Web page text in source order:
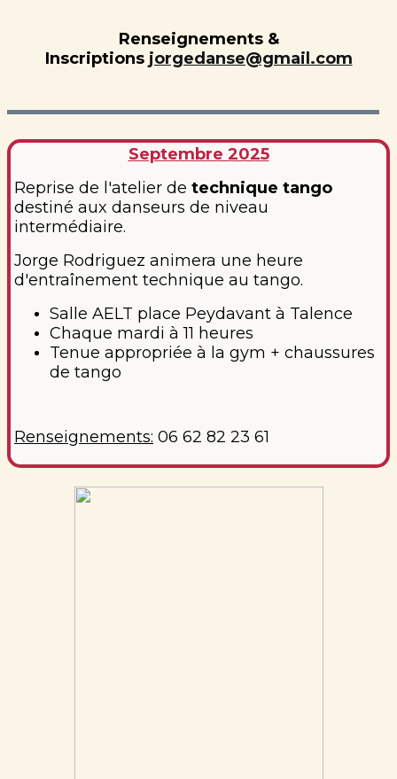
Renseignements &
Inscriptions jorgedanse@gmail.com
Septembre 2025
Reprise de l'atelier de technique tango
destiné aux danseurs de niveau
intermédiaire.
Jorge Rodriguez animera une heure
d'entraînement technique au tango.
Salle AELT place Peydavant à Talence
Chaque mardi à 11 heures
Tenue appropriée à la gym + chaussures
de tango
Renseignements: 06 62 82 23 61